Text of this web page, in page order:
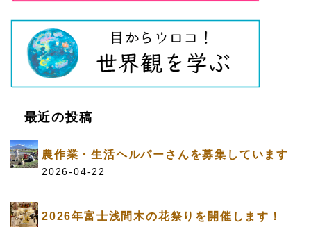
最近の投稿
農作業・生活ヘルパーさんを募集しています
2026-04-22
2026年富士浅間木の花祭りを開催します！